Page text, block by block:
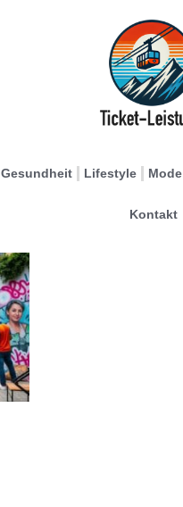
Gesundheit Lifestyle Mode
Kontakt